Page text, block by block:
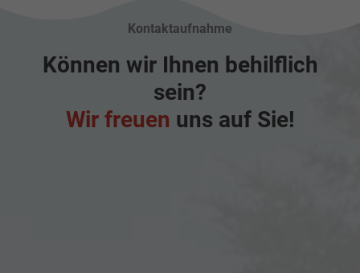
Kontaktaufnahme
Können wir Ihnen behilflich
sein?
Wir freuen uns auf Sie!